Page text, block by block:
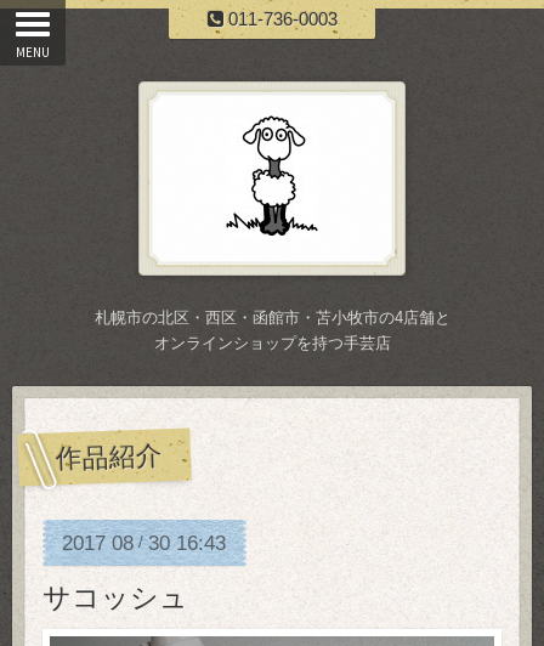
011-736-0003
札幌市の北区・西区・函館市・苫小牧市の4店舗と
オンラインショップを持つ手芸店
作品紹介
2017 08/30 16:43
サコッシュ